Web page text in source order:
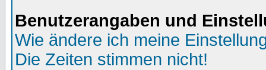
Benutzerangaben und
Wie ändere ich meine
Die Zeiten stimmen nicht!